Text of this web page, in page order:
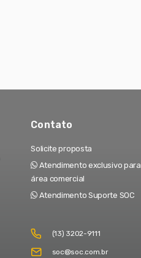
Contato
Solicite proposta
Atendimento exclusivo para
área comercial
Atendimento Suporte SOC
(13) 3202-9111
soc@soc.com.br